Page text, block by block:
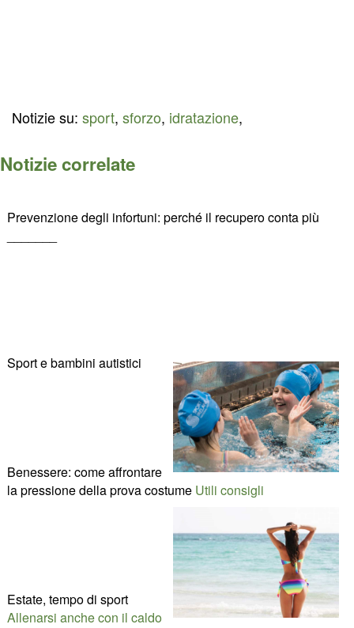
Notizie su: sport, sforzo, idratazione,
Notizie correlate
Prevenzione degli infortuni: perché il recupero conta più
Sport e bambini autistici
Benessere: come affrontare
la pressione della prova costume Utili consigli
Estate, tempo di sport
Allenarsi anche con il caldo